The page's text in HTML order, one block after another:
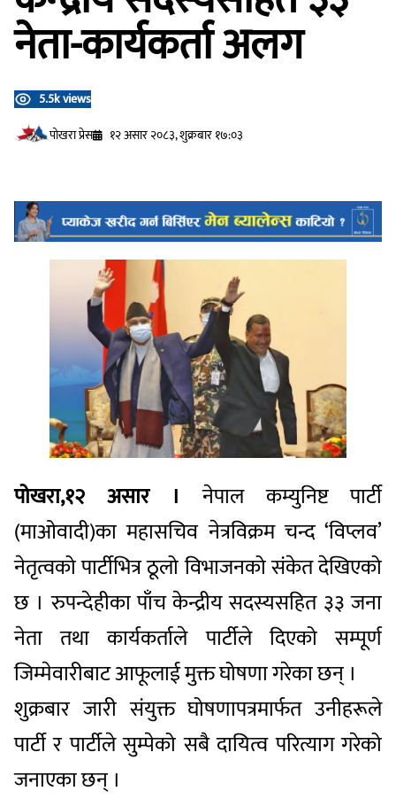
नेता-कार्यकर्ता अलग
5.5k views
प‍ोखरा प्रेस
१२ असार २०८३, शुक्रबार १७:०३
पोखरा,१२ असार । नेपाल कम्युनिष्ट पार्टी
(माओवादी)का महासचिव नेत्रविक्रम चन्द ‘विप्लव’
नेतृत्वको पार्टीभित्र ठूलो विभाजनको संकेत देखिएको
छ । रुपन्देहीका पाँच केन्द्रीय सदस्यसहित ३३ जना
नेता तथा कार्यकर्ताले पार्टीले दिएको सम्पूर्ण
जिम्मेवारीबाट आफूलाई मुक्त घोषणा गरेका छन् ।
शुक्रबार जारी संयुक्त घोषणापत्रमार्फत उनीहरूले
पार्टी र पार्टीले सुम्पेको सबै दायित्व परित्याग गरेको
जनाएका छन् ।